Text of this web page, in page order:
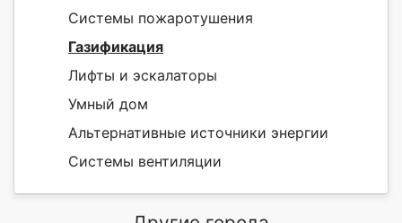
Системы пожаротушения
Газификация
Лифты и эскалаторы
Умный дом
Альтернативные источники энергии
Системы вентиляции